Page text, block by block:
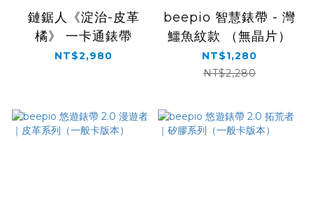
鏈鋸人《淀治-皮革
橘》 一卡通錶帶
NT$2,980
beepio 智慧錶帶 - 灣
鱷魚紋款 （無晶片）
NT$1,280
NT$2,280